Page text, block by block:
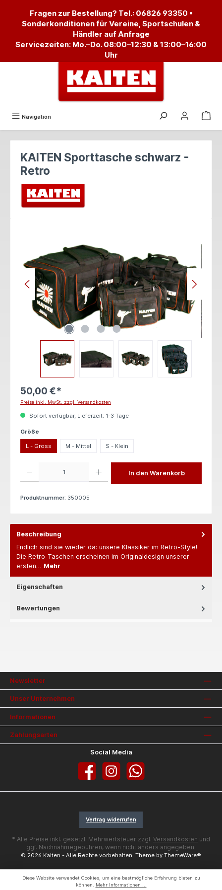
Fragen zur Bestellung? Tel.: 06826 93350 •
Sonderkonditionen für Vereine, Sportschulen &
Händler auf Anfrage
Servicezeiten: Mo.–Do. 08:00–12:30 & 13:00–16:00
Uhr
Navigation
KAITEN Sporttasche schwarz -
Retro
50,00 €*
Preise inkl. MwSt. zzgl. Versandkosten
Sofort verfügbar, Lieferzeit: 1-3 Tage
Größe
L - Gross M - Mittel S - Klein
In den Warenkorb
Produktnummer: 350005
Beschreibung
Endlich sind sie wieder da: unsere Klassiker im Retro-Style!
Die Retro-Taschen erscheinen im Originaldesign unserer
ersten… Mehr
Eigenschaften
Bewertungen
Newsletter
Unser Unternehmen
Informationen
Zahlungsarten
Social Media
Facebook InstagramWhatsApp
Vertrag widerrufen
* Alle Preise inkl. gesetzl. Mehrwertsteuer zzgl. Versandkosten und
ggf. Nachnahmegebühren, wenn nicht anders angegeben.
© 2026 Kaiten - Alle Rechte vorbehalten. Theme by ThemeWare®
Diese Website verwendet Cookies, um eine bestmögliche Erfahrung bieten zu
können.
Mehr Informationen ...